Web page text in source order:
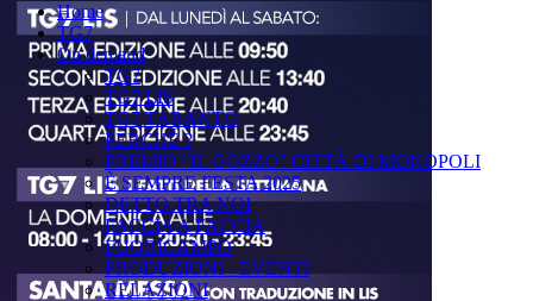
Home
TG7
On demand
TG7
TG7 LIS
TG7 TARANTO
PERCHÉ ?
PREMIO "IL GOZZO" CITTÀ DI MONOPOLI
È SEMPRE FESTA 2025
DETTO TRA NOI
FACCIA A FACCIA
FUORICAMPO
PRODUZIONI - EVENTI
RELAZIONI